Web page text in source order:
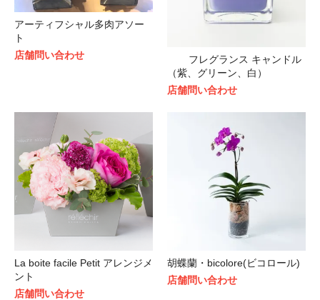
アーティフシャル多肉アソー
ト
店舗問い合わせ
フレグランス キャンドル
（紫、グリーン、白）
店舗問い合わせ
La boite facile Petit アレンジメ
ント
店舗問い合わせ
胡蝶蘭・bicolore(ビコロール)
店舗問い合わせ